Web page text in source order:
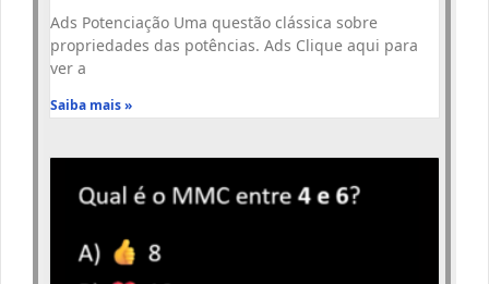
Ads Potenciação Uma questão clássica sobre
propriedades das potências. Ads Clique aqui para
ver a
Saiba mais »